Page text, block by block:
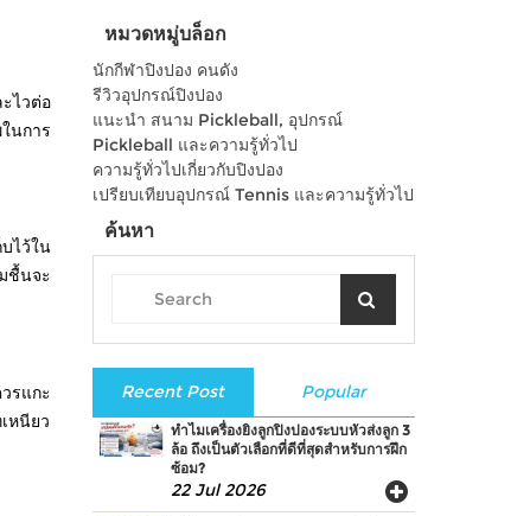
ไวต่อ
นการ
ไว้ใน
ชื้นจะ
รแกะ
หนียว
หมวดหมู่บล็อก
นักกีฬาปิงปอง คนดัง
รีวิวอุปกรณ์ปิงปอง
แนะนำ สนาม Pickleball, อุปกรณ์
Pickleball และความรู้ทั่วไป
ความรู้ทั่วไปเกี่ยวกับปิงปอง
เปรียบเทียบอุปกรณ์ Tennis และความรู้ทั่วไป
ค้นหา
Recent Post Popular
ทำไมเครื่องยิงลูกปิงปองระบบหัวส่งลูก 3
ล้อ ถึงเป็นตัวเลือกที่ดีที่สุดสำหรับการฝึก
ซ้อม?
22 Jul 2026